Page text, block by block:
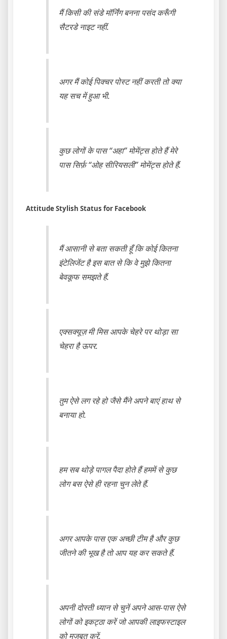
मैं किसी की संडे मॉर्निंग बनना पसंद करूँगी
सैटरडे नाइट नहीं.
अगर मैं कोई पिक्चर पोस्ट नहीं करती तो क्या
यह सच में हुआ भी.
कुछ लोगों के पास “अहा” मोमेंट्स होते हैं मेरे
पास सिर्फ़ “ओह सीरियसली” मोमेंट्स होते हैं.
Attitude Stylish Status for Facebook
मैं आसानी से बता सकती हूँ कि कोई कितना
इंटेलिजेंट है इस बात से कि वे मुझे कितना
बेवकूफ समझते हैं.
एक्सक्यूज़ मी मिस आपके चेहरे पर थोड़ा सा
चेहरा है ऊपर.
तुम ऐसे लग रहे हो जैसे मैंने अपने बाएं हाथ से
बनाया हो.
हम सब थोड़े पागल पैदा होते हैं हममें से कुछ
लोग बस ऐसे ही रहना चुन लेते हैं.
अगर आपके पास एक अच्छी टीम है और कुछ
जीतने की भूख है तो आप यह कर सकते हैं.
अपनी दोस्ती ध्यान से चुनें अपने आस-पास ऐसे
लोगों को इकट्ठा करें जो आपकी लाइफस्टाइल
को मजबूत करें.